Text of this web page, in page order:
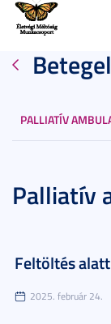
PALLIATÍV
Palliatív
Feltöltés
2025. február 24.